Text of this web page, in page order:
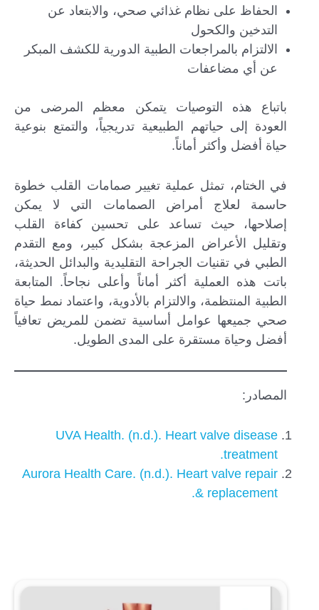
الحفاظ على نظام غذائي صحي، والابتعاد عن
التدخين والكحول
الالتزام بالمراجعات الطبية الدورية للكشف المبكر
عن أي مضاعفات
باتباع هذه التوصيات يتمكن معظم المرضى من
العودة إلى حياتهم الطبيعية تدريجياً، والتمتع بنوعية
حياة أفضل وأكثر أماناً.
في الختام، تمثل عملية تغيير صمامات القلب خطوة
حاسمة لعلاج أمراض الصمامات التي لا يمكن
إصلاحها، حيث تساعد على تحسين كفاءة القلب
وتقليل الأعراض المزعجة بشكل كبير، ومع التقدم
الطبي في تقنيات الجراحة التقليدية والبدائل الحديثة،
باتت هذه العملية أكثر أماناً وأعلى نجاحاً. المتابعة
الطبية المنتظمة، والالتزام بالأدوية، واعتماد نمط حياة
صحي جميعها عوامل أساسية تضمن للمريض تعافياً
أفضل وحياة مستقرة على المدى الطويل.
المصادر:
UVA Health. (n.d.). Heart valve disease
treatment.
Aurora Health Care. (n.d.). Heart valve repair
& replacement.